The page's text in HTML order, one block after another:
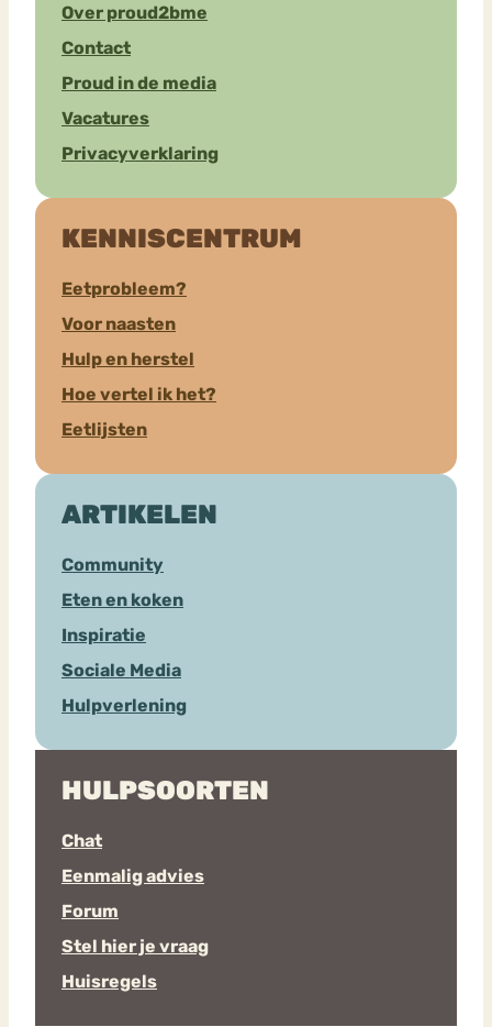
Over proud2bme
Contact
Proud in de media
Vacatures
Privacyverklaring
KENNISCENTRUM
Eetprobleem?
Voor naasten
Hulp en herstel
Hoe vertel ik het?
Eetlijsten
ARTIKELEN
Community
Eten en koken
Inspiratie
Sociale Media
Hulpverlening
HULPSOORTEN
Chat
Eenmalig advies
Forum
Stel hier je vraag
Huisregels